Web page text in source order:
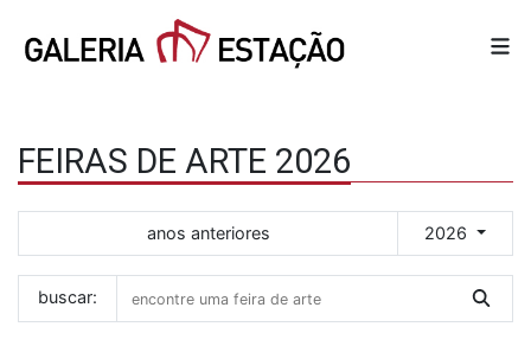
FEIRAS DE ARTE 2026
anos anteriores 2026
buscar: